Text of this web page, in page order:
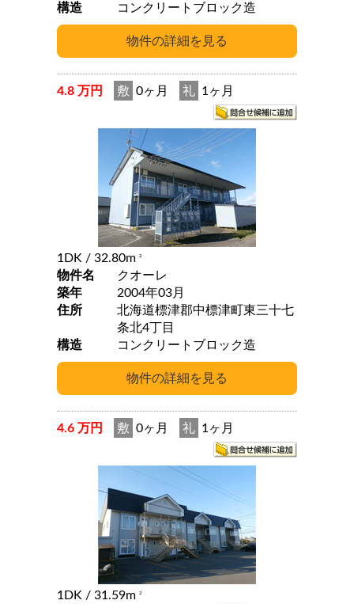
構造 コンクリートブロック造
4.8 万円 敷 0ヶ月 礼 1ヶ月
1DK / 32.80m 2
物件名
クオーレ
築年
2004年03月
住所
北海道標津郡中標津町東三十七
条北4丁目
構造
コンクリートブロック造
4.6 万円 敷 0ヶ月 礼 1ヶ月
1DK / 31.59m 2